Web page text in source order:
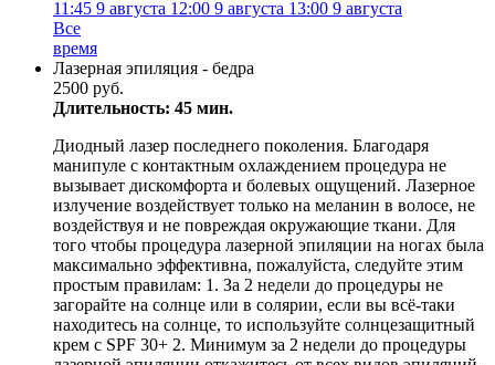
11:45 9 августа 12:00 9 августа 13:00 9 августа
Все
время
Лазерная эпиляция - бедра
2500 руб.
Длительность: 45 мин.
Диодный лазер последнего поколения. Благодаря
манипуле с контактным охлаждением процедура не
вызывает дискомфорта и болевых ощущений. Лазерное
излучение воздействует только на меланин в волосе, не
воздействуя и не повреждая окружающие ткани. Для
того чтобы процедура лазерной эпиляции на ногах была
максимально эффективна, пожалуйста, следуйте этим
простым правилам: 1. За 2 недели до процедуры не
загорайте на солнце или в солярии, если вы всё-таки
находитесь на солнце, то используйте солнцезащитный
крем с SPF 30+ 2. Минимум за 2 недели до процедуры